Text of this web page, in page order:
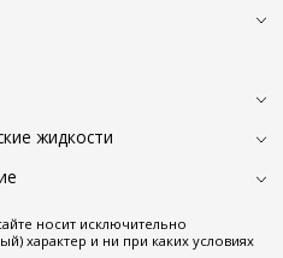
жидкости
носит исключительно
характер и ни при каких условиях